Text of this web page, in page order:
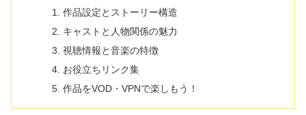
作品設定とストーリー構造
キャストと人物関係の魅力
視聴情報と音楽の特徴
お役立ちリンク集
作品をVOD・VPNで楽しもう！